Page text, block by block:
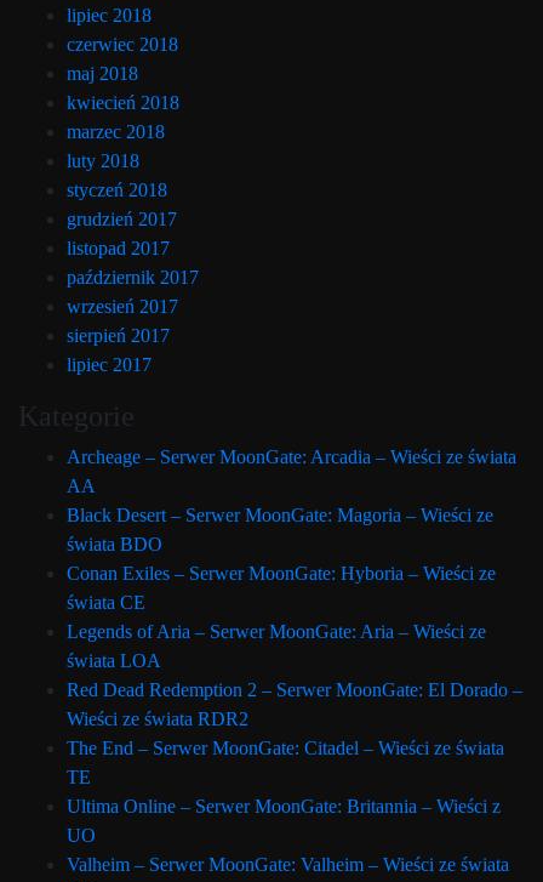
lipiec 2018
czerwiec 2018
maj 2018
kwiecień 2018
marzec 2018
luty 2018
styczeń 2018
grudzień 2017
listopad 2017
październik 2017
wrzesień 2017
sierpień 2017
lipiec 2017
Kategorie
Archeage – Serwer MoonGate: Arcadia – Wieści ze świata
AA
Black Desert – Serwer MoonGate: Magoria – Wieści ze
świata BDO
Conan Exiles – Serwer MoonGate: Hyboria – Wieści ze
świata CE
Legends of Aria – Serwer MoonGate: Aria – Wieści ze
świata LOA
Red Dead Redemption 2 – Serwer MoonGate: El Dorado –
Wieści ze świata RDR2
The End – Serwer MoonGate: Citadel – Wieści ze świata
TE
Ultima Online – Serwer MoonGate: Britannia – Wieści z
UO
Valheim – Serwer MoonGate: Valheim – Wieści ze świata